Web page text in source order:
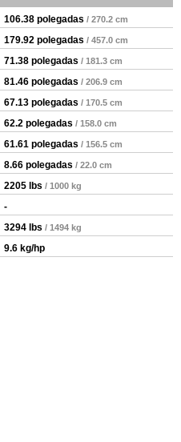
106.38 polegadas / 270.2 cm
179.92 polegadas / 457.0 cm
71.38 polegadas / 181.3 cm
81.46 polegadas / 206.9 cm
67.13 polegadas / 170.5 cm
62.2 polegadas / 158.0 cm
61.61 polegadas / 156.5 cm
8.66 polegadas / 22.0 cm
2205 lbs / 1000 kg
-
3294 lbs / 1494 kg
9.6 kg/hp